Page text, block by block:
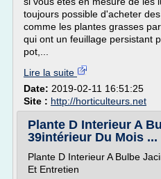
toujours possible d'acheter
comme les plantes grasses
qui ont un feuillage persistant
pot,...
Lire la suite
Date: 2019-02-11 16:51:25
Site : http://horticulteurs.net
Plante D Interieur A
39intérieur Du Mois ...
Plante D Interieur A Bulbe
Et Entretien